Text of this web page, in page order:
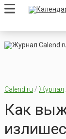
Calend.ru / Журнал
Как